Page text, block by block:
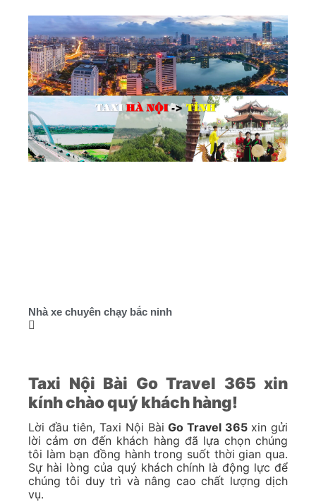
Nhà xe chuyên chạy bắc ninh
Taxi Nội Bài Go Travel 365 xin
kính chào quý khách hàng!
Lời đầu tiên, Taxi Nội BàiGo Travel 365 xin gửi
lời cảm ơn đến khách hàng đã lựa chọn chúng
tôi làm bạn đồng hành trong suốt thời gian qua.
Sự hài lòng của quý khách chính là động lực để
chúng tôi duy trì và nâng cao chất lượng dịch
vụ.